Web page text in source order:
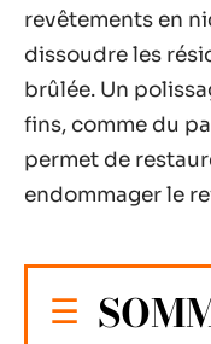
revêtements en
dissoudre les
brûlée. Un
fins, comme du
permet de
endommager le